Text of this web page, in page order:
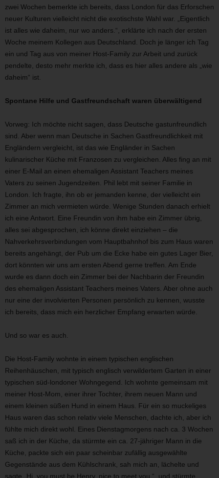
zwei Wochen bemerkte ich bereits, dass London für das Erforschen
neuer Kulturen vielleicht nicht die exotischste Wahl war. „Eigentlich
ist alles wie daheim, nur wo anders.“, erklärte ich nach der ersten
Woche meinem Kollegen aus Deutschland. Doch je länger ich Tag
ein und Tag aus von meiner Host-Family zur Arbeit und zurück
pendelte, desto mehr merkte ich, dass es hier alles andere als „wie
daheim“ ist.
Spontane Hilfe und Gastfreundschaft waren überwältigend
Vorweg: Ich möchte nicht sagen, dass Deutsche gastunfreundlich
sind. Aber wenn man Deutsche in Sachen Gastfreundlichkeit mit
Engländern vergleicht, ist das wie Engländer in Sachen
kulinarischer Küche mit Franzosen zu vergleichen. Alles fing an mit
einer E-Mail an einen ehemaligen Assistant Teachers meines
Vaters zu seinen Jugendzeiten. Phil lebt mit seiner Familie in
London. Ich fragte, ihn ob er jemanden kenne, der vielleicht ein
Zimmer an mich vermieten würde. Wenige Stunden danach erhielt
ich eine Antwort. Eine Freundin von ihm habe ein Zimmer übrig,
alles sei abgesprochen, ich könne direkt einziehen – die
Nahverkehrsverbindungen vom Hauptbahnhof bis zum Haus waren
bereits angehängt, der Pub um die Ecke habe ein gutes Lager Bier,
dort könnten wir uns am ersten Abend gerne treffen. Am Ende
wurde es dann doch ein Zimmer bei der Nachbarin der Freundin
des ehemaligen Assistant Teachers meines Vaters. Aber ohne auch
nur eine der involvierten Personen persönlich zu kennen, wusste
ich bereits, dass mich ein herzlicher Empfang erwarten würde.
Und so war es auch.
Die Host-Family wohnte in einem typischen englischen
Reihenhäuschen, mit typisch englisch verwildertem Garten in einer
typischen süd-londoner Wohngegend. Ich wohnte gemeinsam mit
meiner Host-Mom, einer ihrer Tochter, ihrem neuen Mann und
einem kleinen süßen Hund in einem Haus. Für ein so muckeliges
Haus waren das schon relativ viele Menschen, dachte ich, aber ich
fühlte mich direkt wohl. Eines Dienstagmorgens nach ca. 3 Wochen
saß ich in der Küche, da stürmte ein ca. 27-jähriger Mann in die
Küche, packte sich ein paar scheinbar zufällig ausgewählte
Gegenstände aus dem Kühlschrank, sah mich an, lächelte und
sagte „Hi, you must be Henry, nice to meet you.“, und stürmte